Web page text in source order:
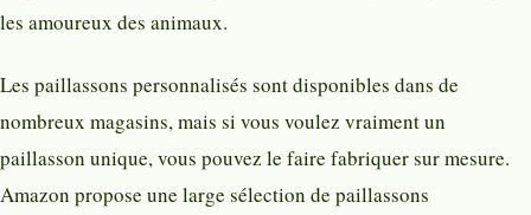
les amoureux des animaux.
Les paillassons personnalisés sont disponibles dans de
nombreux magasins, mais si vous voulez vraiment un
paillasson unique, vous pouvez le faire fabriquer sur mesure.
Amazon propose une large sélection de paillassons